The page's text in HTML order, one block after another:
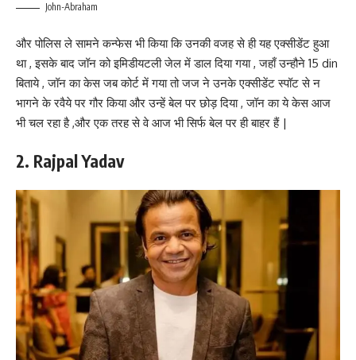
John-Abraham
और पोलिस ले सामने कन्फेस भी किया कि उनकी वजह से ही यह एक्सीडेंट हुआ
था , इसके बाद जॉन को इमिडीयटली जेल में डाल दिया गया , जहाँ उन्हौने 15 din
बिताये , जॉन का केस जब कोर्ट में गया तो जज ने उनके एक्सीडेंट स्पॉट से न
भागने के रवैये पर गौर किया और उन्हें बेल पर छोड़ दिया , जॉन का ये केस आज
भी चल रहा है ,और एक तरह से वे आज भी सिर्फ बेल पर ही बाहर हैं |
2. Rajpal Yadav